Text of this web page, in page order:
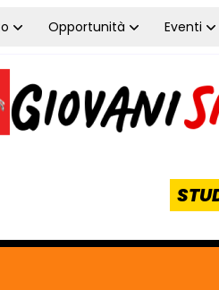
Opportunità Eventi
Giovanisì - Progetto della